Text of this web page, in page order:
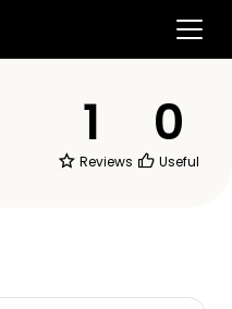
1
Reviews
0
Useful